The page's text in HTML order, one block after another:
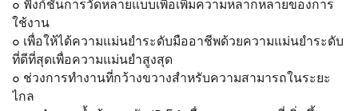
๐ ฟังก์ชันการวัดหลายแบบเพื่อเพิ่มความหลากหลายของการ
ใช้งาน
๐ เพื่อให้ได้ความแม่นยําระดับมืออาชีพด้วยความแม่นยําระดับ
ที่ดีที่สุดเพื่อความแม่นยําสูงสุด
๐ ช่วงการทำงานที่กว้างขวางสำหรับความสามารถในระยะ
ไกล